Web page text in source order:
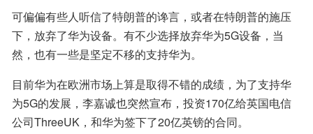
可偏偏有些人听信了特朗普的谗言，或者在特朗普的施压
下，放弃了华为设备。有不少选择放弃华为5G设备，当
然，也有一些是坚定不移的支持华为。
目前华为在欧洲市场上算是取得不错的成绩，为了支持华
为5G的发展，李嘉诚也突然宣布，投资170亿给英国电信
公司ThreeUK，和华为签下了20亿英镑的合同。